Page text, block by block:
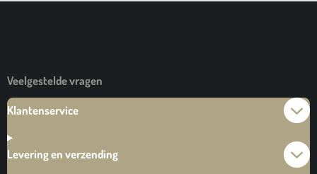
Veelgestelde vragen
Klantenservice
Levering en verzending